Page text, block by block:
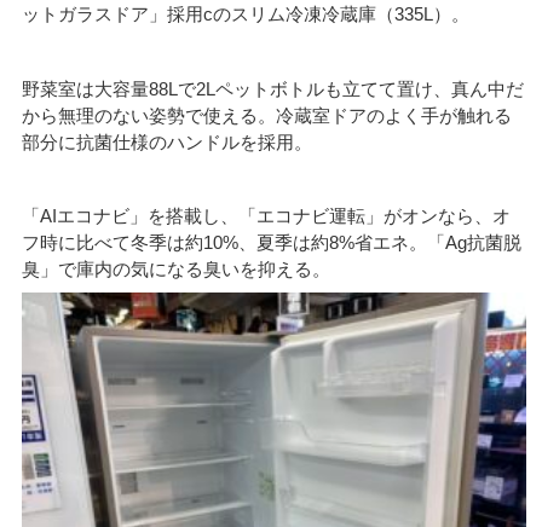
ットガラスドア」採用cのスリム冷凍冷蔵庫（335L）。
野菜室は大容量88Lで2Lペットボトルも立てて置け、真ん中だ
から無理のない姿勢で使える。冷蔵室ドアのよく手が触れる
部分に抗菌仕様のハンドルを採用。
「AIエコナビ」を搭載し、「エコナビ運転」がオンなら、オ
フ時に比べて冬季は約10%、夏季は約8%省エネ。「Ag抗菌脱
臭」で庫内の気になる臭いを抑える。